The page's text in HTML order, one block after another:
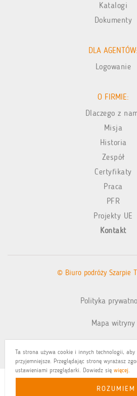
Ta strona używa cookie i innych technologii, aby
przyjemniejsze. Przeglądając stronę wyrażasz
ustawieniami przeglądarki. Dowiedz się więcej.
ROZUMIEM
Katalogi
Dokumenty
DLA AGENTÓW:
Logowanie
O FIRMIE:
Dlaczego z
Misja
Historia
Zespół
Certyfikaty
Praca
PFR
Projekty UE
Kontakt
© Biuro podróży Szarpie
Polityka
Mapa witryny
Realizacja: